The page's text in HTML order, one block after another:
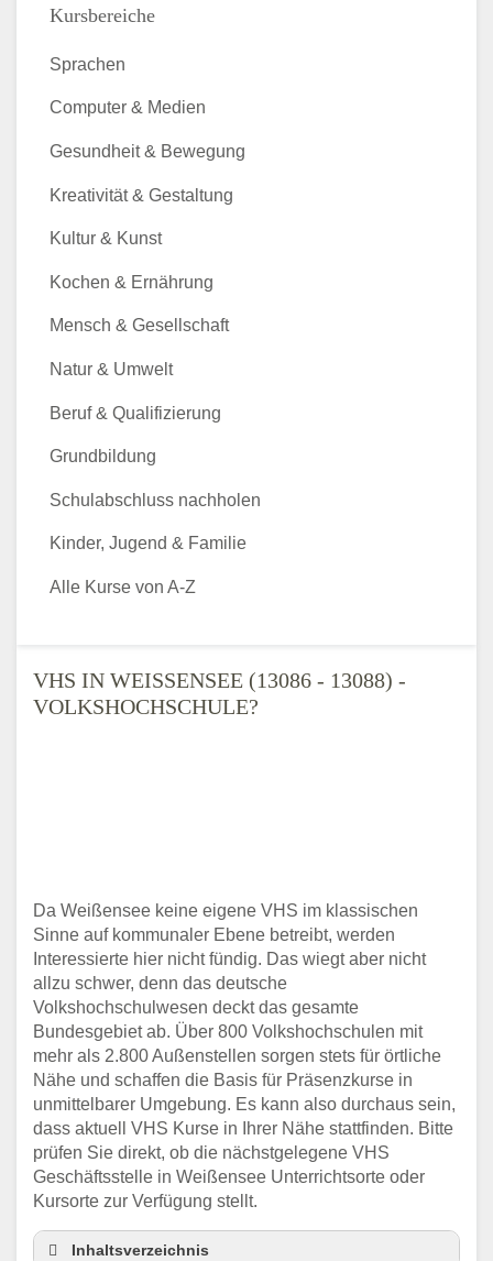
VHS IN WEISSENSEE (13086 - 13088) - V
OLKSHOCHSCHULE?
Da Weißensee keine eigene VHS im klassischen
Sinne auf kommunaler Ebene betreibt, werden
Interessierte hier nicht fündig. Das wiegt aber nicht
allzu schwer, denn das deutsche
Volkshochschulwesen deckt das gesamte
Bundesgebiet ab. Über 800 Volkshochschulen mit
mehr als 2.800 Außenstellen sorgen stets für örtliche
Nähe und schaffen die Basis für Präsenzkurse in
unmittelbarer Umgebung. Es kann also durchaus sein,
dass aktuell VHS Kurse in Ihrer Nähe stattfinden. Bitte
prüfen Sie direkt, ob die nächstgelegene VHS
Geschäftsstelle in Weißensee Unterrichtsorte oder
Kursorte zur Verfügung stellt.
Inhaltsverzeichnis
Kursbereiche
Sprachen
Computer & Medien
Gesundheit & Bewegung
Kreativität & Gestaltung
Kultur & Kunst
Kochen & Ernährung
Mensch & Gesellschaft
Natur & Umwelt
Beruf & Qualifizierung
Grundbildung
Schulabschluss nachholen
Kinder, Jugend & Familie
Alle Kurse von A-Z